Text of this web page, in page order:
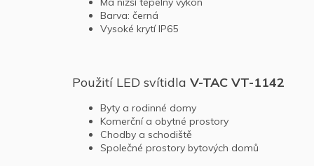
Barva: černá
Vysoké krytí IP65
Použití LED svítidla V-TAC VT-1142
Byty a rodinné domy
Komerční a obytné prostory
Chodby a schodiště
Společné prostory bytových domů